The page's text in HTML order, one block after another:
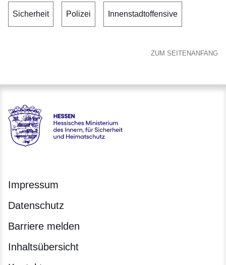
Sicherheit Polizei Innenstadtoffensive
ZUM SEITENANFANG
Hessen - Hessisches Ministerium des Innern, für Sicherheit
Impressum
Datenschutz
Barriere melden
Inhaltsübersicht